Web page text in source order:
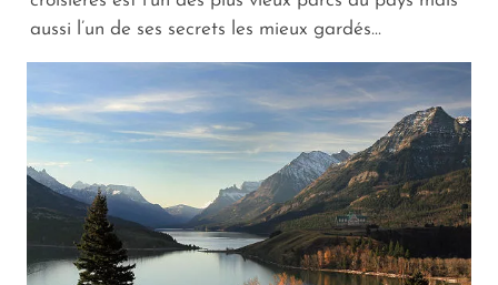
aussi l’un de ses secrets les mieux gardés...